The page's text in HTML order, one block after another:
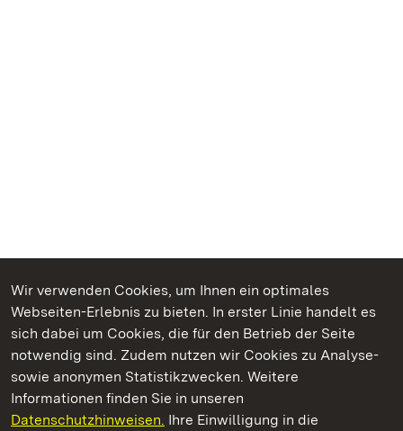
Wir verwenden Cookies, um Ihnen ein optimales
Webseiten-Erlebnis zu bieten. In erster Linie handelt es
sich dabei um Cookies, die für den Betrieb der Seite
notwendig sind. Zudem nutzen wir Cookies zu Analyse-
sowie anonymen Statistikzwecken. Weitere
Informationen finden Sie in unseren
Datenschutzhinweisen. Ihre Einwilligung in die
Kommen. Staunen. Genießen.
Staatliche Schlösser und Gärten Baden‑Württemberg